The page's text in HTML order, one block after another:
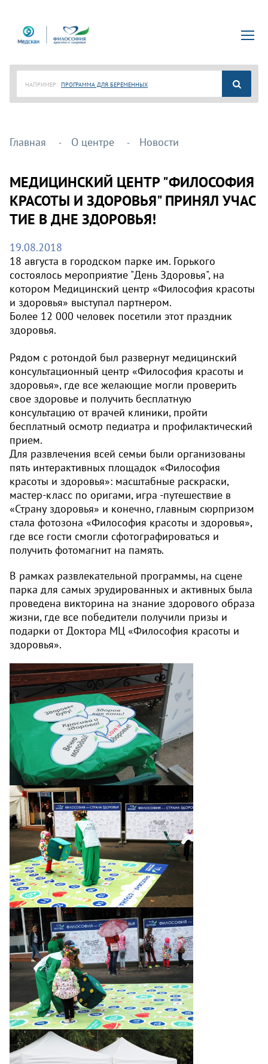
НАПРИМЕР: ПРОГРАММА ДЛЯ БЕРЕМЕННЫХ
Главная О центре Новости
МЕДИЦИНСКИЙ ЦЕНТР "ФИЛОСОФИЯ
КРАСОТЫ И ЗДОРОВЬЯ" ПРИНЯЛ УЧАС
ТИЕ В ДНЕ ЗДОРОВЬЯ!
19.08.2018
18 августа в городском парке им. Горького
состоялось мероприятие "День Здоровья", на
котором Медицинский центр «Философия красоты
и здоровья» выступал партнером.
Более 12 000 человек посетили этот праздник
здоровья.
Рядом с ротондой был развернут медицинский
консультационный центр «Философия красоты и
здоровья», где все желающие могли проверить
свое здоровье и получить бесплатную
консультацию от врачей клиники, пройти
бесплатный осмотр педиатра и профилактический
прием.
Для развлечения всей семьи были организованы
пять интерактивных площадок «Философия
красоты и здоровья»: масштабные раскраски,
мастер-класс по оригами, игра -путешествие в
«Страну здоровья» и конечно, главным сюрпризом
стала фотозона «Философия красоты и здоровья»,
где все гости смогли сфотографироваться и
получить фотомагнит на память.
В рамках развлекательной программы, на сцене
парка для самых эрудированных и активных была
проведена викторина на знание здорового образа
жизни, где все победители получили призы и
подарки от Доктора МЦ «Философия красоты и
здоровья».